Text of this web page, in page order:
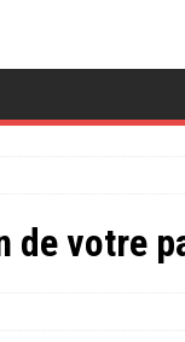
de votre